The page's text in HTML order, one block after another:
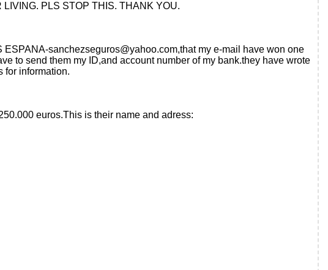
PLS STOP THIS. THANK YOU.
ESPANA-sanchezseguros@yahoo.com,that my e-mail have won one
to send them my ID,and account number of my bank.they have wrote
for information.
euros.This is their name and adress: